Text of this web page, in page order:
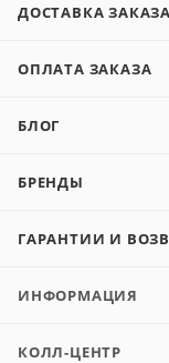
ДОСТАВКА ЗАКАЗА
ОПЛАТА ЗАКАЗА
БЛОГ
БРЕНДЫ
ГАРАНТИИ И
ИНФОРМАЦИЯ
КОЛЛ-ЦЕНТР